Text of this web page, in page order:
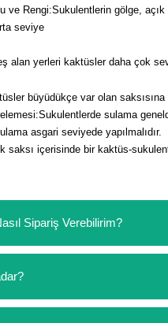
ve Rengi:Sukulentlerin gölge,
seviye
alan yerleri kaktüsler daha çok
büyüdükçe var olan
sulama
asgari seviyede yapılmalıdır.
saksı içerisinde bir kaktüs-
Sipariş Verebilirim?
vereceğiniz